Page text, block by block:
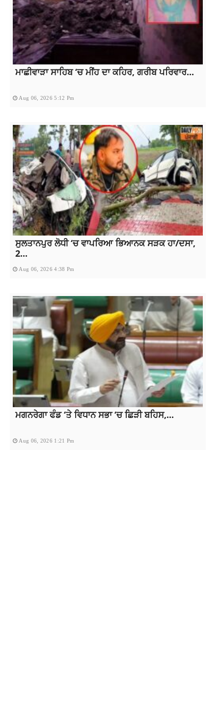
ਮਾਛੀਵਾੜਾ ਸਾਹਿਬ ‘ਚ ਮੀਂਹ ਦਾ ਕਹਿਰ, ਗਰੀਬ ਪਰਿਵਾਰ...
Aug 06, 2026 5:12 Pm
ਸੁਲਤਾਨਪੁਰ ਲੋਧੀ ‘ਚ ਵਾਪਰਿਆ ਭਿਆਨਕ ਸੜਕ ਹਾ/ਦਸਾ,
2...
Aug 06, 2026 4:38 Pm
ਮਗਨਰੇਗਾ ਫੰਡ ‘ਤੇ ਵਿਧਾਨ ਸਭਾ ‘ਚ ਛਿੜੀ ਬਹਿਸ,...
Aug 06, 2026 1:21 Pm